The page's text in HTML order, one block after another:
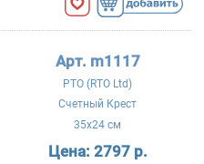
Арт. m1117
РТО (RTO Ltd)
Счетный Крест
35x24 см
Цена: 2797 р.